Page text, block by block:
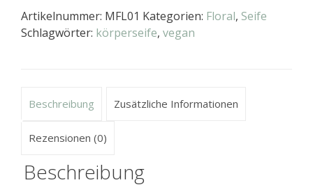
Artikelnummer: MFL01 Kategorien: Floral, Seife
Schlagwörter: körperseife, vegan
Beschreibung Zusätzliche Informationen
Rezensionen (0)
Beschreibung